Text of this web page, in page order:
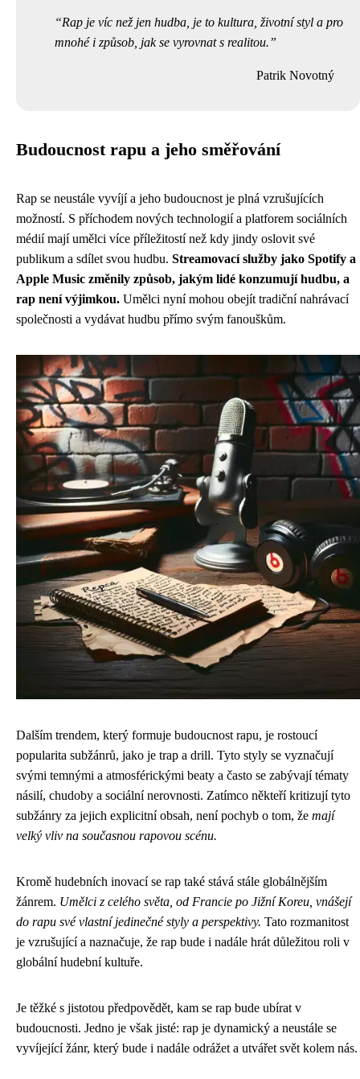
Rap je víc než jen hudba, je to kultura, životní styl a pro
mnohé i způsob, jak se vyrovnat s realitou.
Patrik Novotný
Budoucnost rapu a jeho směřování
Rap se neustále vyvíjí a jeho budoucnost je plná vzrušujících
možností. S příchodem nových technologií a platforem sociálních
médií mají umělci více příležitostí než kdy jindy oslovit své
publikum a sdílet svou hudbu. Streamovací služby jako Spotify a
Apple Music změnily způsob, jakým lidé konzumují hudbu, a
rap není výjimkou. Umělci nyní mohou obejít tradiční nahrávací
společnosti a vydávat hudbu přímo svým fanouškům.
Dalším trendem, který formuje budoucnost rapu, je rostoucí
popularita subžánrů, jako je trap a drill. Tyto styly se vyznačují
svými temnými a atmosférickými beaty a často se zabývají tématy
násilí, chudoby a sociální nerovnosti. Zatímco někteří kritizují tyto
subžánry za jejich explicitní obsah, není pochyb o tom, že mají
velký vliv na současnou rapovou scénu.
Kromě hudebních inovací se rap také stává stále globálnějším
žánrem. Umělci z celého světa, od Francie po Jižní Koreu, vnášejí
do rapu své vlastní jedinečné styly a perspektivy. Tato rozmanitost
je vzrušující a naznačuje, že rap bude i nadále hrát důležitou roli v
globální hudební kultuře.
Je těžké s jistotou předpovědět, kam se rap bude ubírat v
budoucnosti. Jedno je však jisté: rap je dynamický a neustále se
vyvíjející žánr, který bude i nadále odrážet a utvářet svět kolem nás.